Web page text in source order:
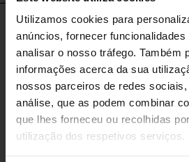
Utilizamos cookies para
anúncios, fornecer
analisar o nosso tráfego. Também
informações acerca da sua
nossos parceiros de redes
análise, que as podem combinar
que lhes forneceu ou recolhidas
utilização dos respetivos serviços.
AE-V310-01-SS - AE-V610-01-SS
Abrigo de bicicletas
plano
estrutura de aço, telhado de vidro laminado
e traseiras de vidro temperado